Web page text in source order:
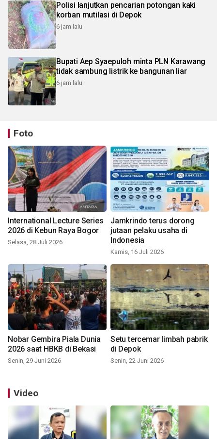
Polisi lanjutkan pencarian potongan kaki
korban mutilasi di Depok
6 jam lalu
Bupati Aep Syaepuloh minta PLN Karawang
tidak sambung listrik ke bangunan liar
6 jam lalu
Foto
International Lecture Series
2026 di Kebun Raya Bogor
Selasa, 28 Juli 2026
Jamkrindo terus dorong
jutaan pelaku usaha di
Indonesia
Kamis, 16 Juli 2026
Nobar Gembira Piala Dunia
2026 saat HBKB di Bekasi
Senin, 29 Juni 2026
Setu tercemar limbah pabrik
di Depok
Senin, 22 Juni 2026
Video